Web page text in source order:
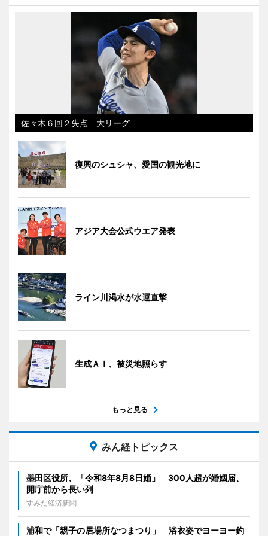
佐々木６回２失点 大リーグ
復興のシュシャ、愛国の観光地に
アジア大会公式ウエア発表
ライン川渇水が水運直撃
生成ＡＩ、被災地照らす
もっと見る
みん経トピックス
墨田区役所、「令和8年8月8日婚」 300人超が婚姻届、
開庁前から長い列
すみだ経済新聞
浦和で「親子の居場所なつまつり」 浴衣姿でヨーヨー釣